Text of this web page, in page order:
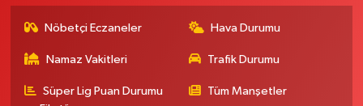
Nöbetçi Eczaneler Hava Durumu
Namaz Vakitleri Trafik Durumu
Süper Lig Puan Durumu
Tüm Manşetler